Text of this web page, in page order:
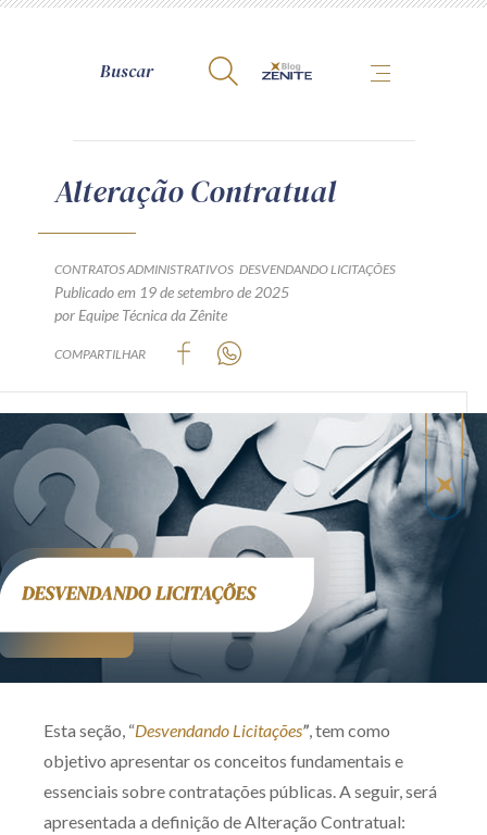
A Zênite
Site da Zênite
Contato
Política de Privacidade
Guia de Direitos dos Titulares de Dados
Encarregado (contato)
Produtos e serviços
Zênite Play
Orientação por Escrito
Mentoria Zênite
Capacitação
Alteração Contratual
CONTRATOS ADMINISTRATIVOS DESVENDANDO LICITAÇÕES
Publicado em 19 de setembro de 2025
por Equipe Técnica da Zênite
COMPARTILHAR
Esta seção, “Desvendando Licitações” , tem como
objetivo apresentar os conceitos fundamentais e
essenciais sobre contratações públicas. A seguir, será
apresentada a definição de Alteração Contratual: